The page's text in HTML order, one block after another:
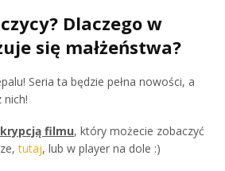
Dlaczego w
się małżeństwa?
Seria ta będzie pełna nowości, a
filmu, który możecie zobaczyć
tutaj, lub w player na dole :)